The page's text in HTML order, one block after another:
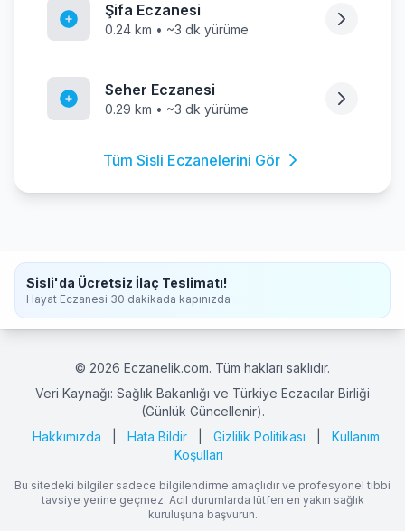
Şifa Eczanesi
0.24 km • ~3 dk yürüme
Seher Eczanesi
0.29 km • ~3 dk yürüme
Tüm Sisli Eczanelerini Gör
Sisli'da Ücretsiz İlaç Teslimatı!
Hayat Eczanesi 30 dakikada kapınızda
© 2026 Eczanelik.com. Tüm hakları saklıdır.
Veri Kaynağı: Sağlık Bakanlığı ve Türkiye Eczacılar Birliği
(Günlük Güncellenir).
Hakkımızda
Hata Bildir Gizlilik Politikası
Kullanım
Koşulları
Bu sitedeki bilgiler sadece bilgilendirme amaçlıdır ve profesyonel tıbbi
tavsiye yerine geçmez. Acil durumlarda lütfen en yakın sağlık
kuruluşuna başvurun.